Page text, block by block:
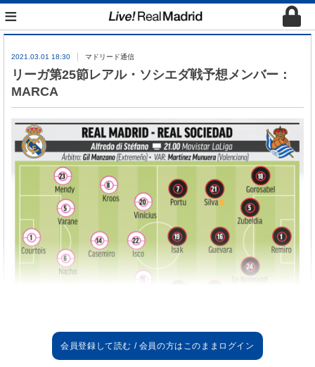
≡
2021.03.01 18:30 マドリード通信
リーガ第25節レアル・ソシエダ戦予想メンバー：
MARCA